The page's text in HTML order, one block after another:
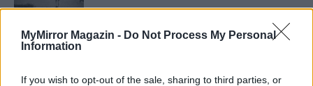
MyMirror Magazin - Do Not Process My Personal
Information
If you wish to opt-out of the sale, sharing to third parties, or
T. Barnett: Gyilkosság a Garda-tónál 12.